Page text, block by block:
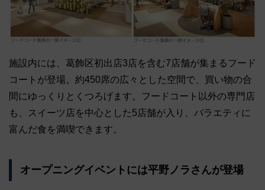
施設内には、葛飾区初出店3店を含む7店舗が集まるフード
コートが登場。約450席の広々とした空間で、買い物の合
間にゆっくりとくつろげます。フードコート以外の専門店
も、スイーツ店を中心とした5店舗が入り、バラエティに
富んだ食を満喫できます。
オープニングイベントには平野ノラさんが登場